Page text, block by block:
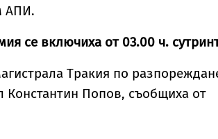
АПИ.
се включиха от 03.00 ч.
Тракия по
Константин Попов, съобщиха от